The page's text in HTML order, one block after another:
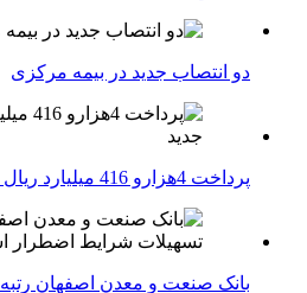
دو انتصاب جدید در بیمه مركزی
پرداخت 4هزارو 416 میلیارد ریال خسارت جدید
بانک صنعت و معدن اصفهان